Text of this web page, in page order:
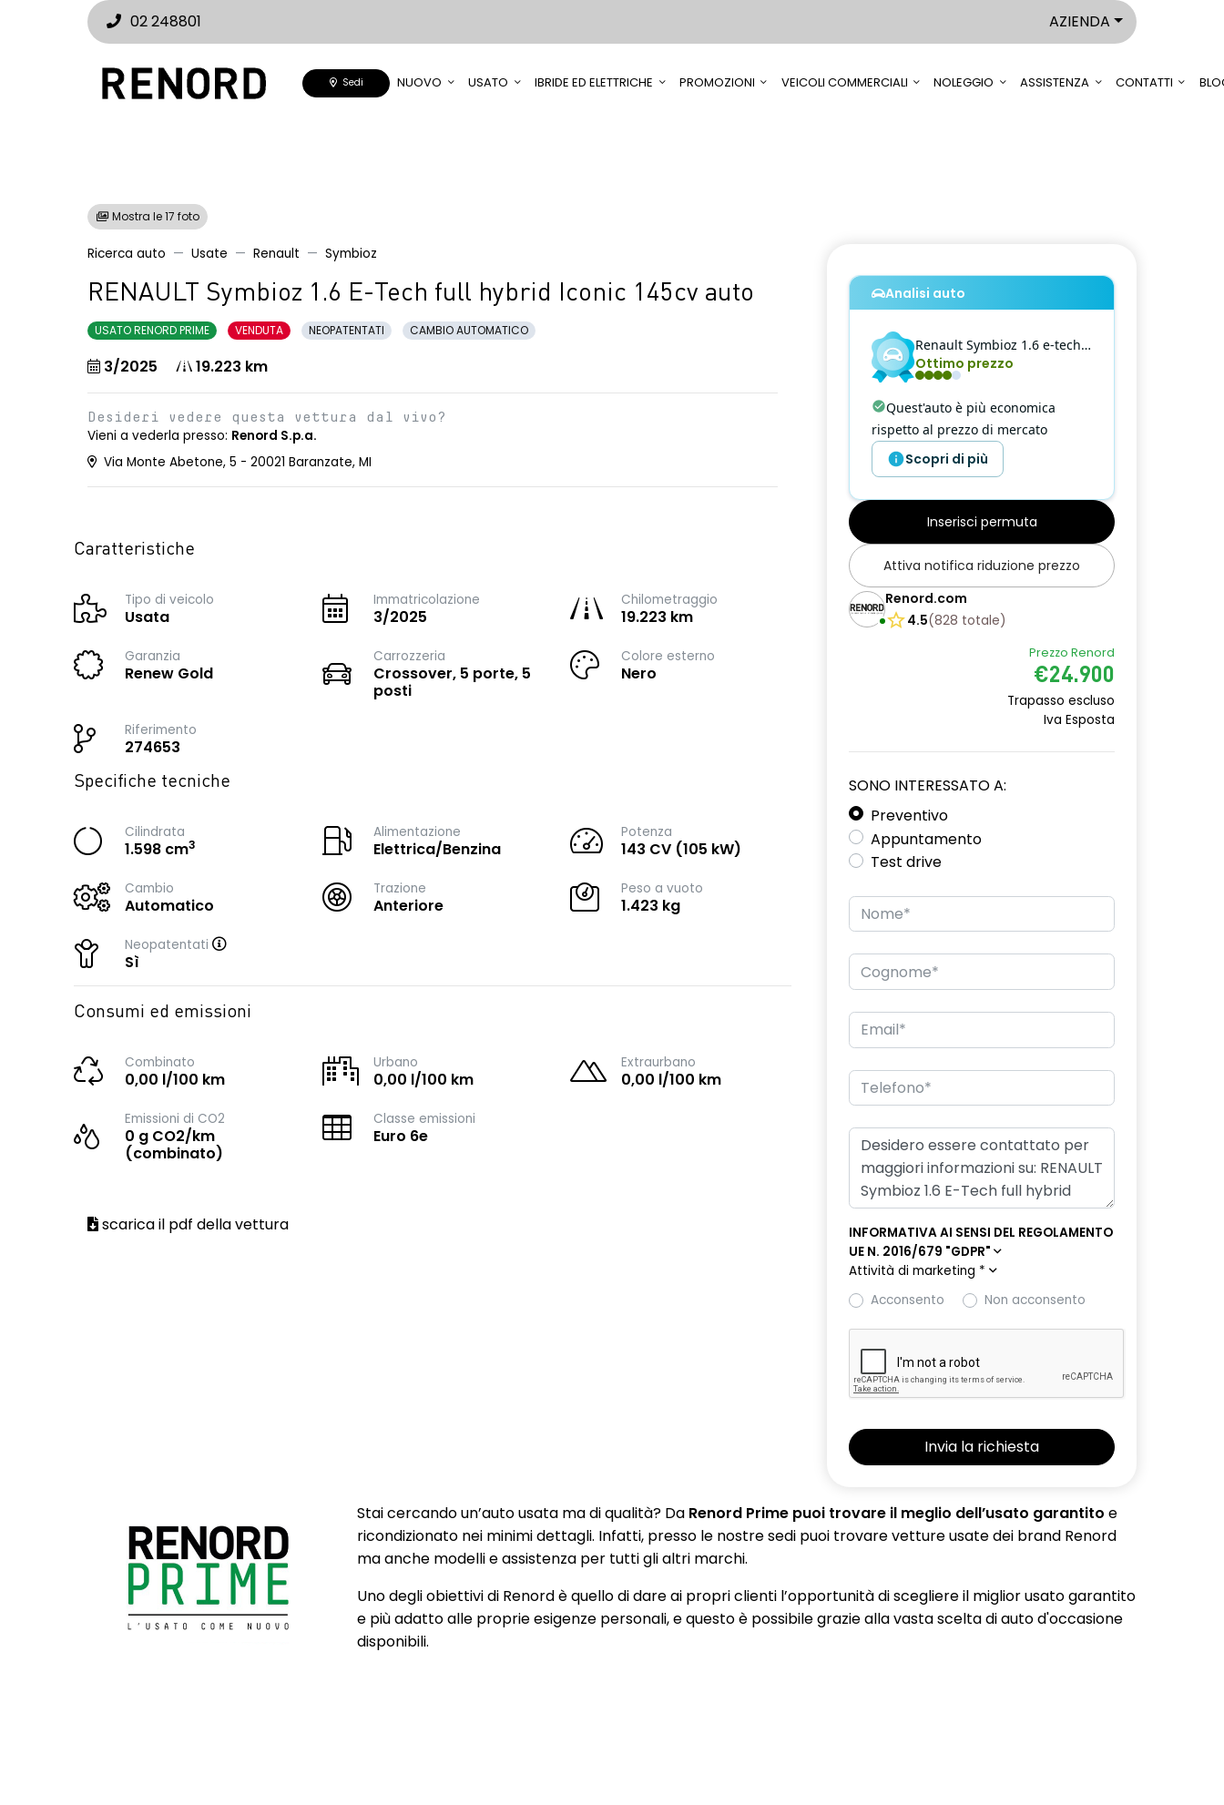
02 248801 AZIENDA
Sedi NUOVO USATO IBRIDE ED ELETTRICHE PROMOZIONI VEICOLI COMMERCIALI NOLEGGIO ASSISTENZA CONTATTI
Mostra le 17 foto
Ricerca auto Usate Renault Symbioz
RENAULT Symbioz 1.6 E-Tech full hybrid Iconic 145cv auto
USATO RENORD PRIME VENDUTA NEOPATENTATI CAMBIO AUTOMATICO
3/2025 19.223 km
Desideri vedere questa vettura dal vivo?
Vieni a vederla presso: Renord S.p.a.
Via Monte Abetone, 5 - 20021 Baranzate, MI
Caratteristiche
Tipo di veicolo
Usata
Immatricolazione
3/2025
Chilometraggio
19.223 km
Garanzia
Renew Gold
Carrozzeria
Crossover, 5 porte, 5
posti
Colore esterno
Nero
Riferimento
274653
Specifiche tecniche
Cilindrata
1.598 cm3
Alimentazione
Elettrica/Benzina
Potenza
143 CV (105 kW)
Cambio
Automatico
Trazione
Anteriore
Peso a vuoto
1.423 kg
Neopatentati
Sì
Consumi ed emissioni
Combinato
0,00 l/100 km
Urbano
0,00 l/100 km
Extraurbano
0,00 l/100 km
Emissioni di CO2
0 g CO2/km
(combinato)
Classe emissioni
Euro 6e
scarica il pdf della vettura
Analisi auto
Renault Symbioz 1.6 e-tech full hybrid iconic auto 145cv
Ottimo prezzo
Quest'auto è più economica
rispetto al prezzo di mercato
Scopri di più
Inserisci permuta
Attiva notifica riduzione prezzo
Renord.com
4.5(828 totale)
Prezzo Renord
€24.900
Trapasso escluso
Iva Esposta
SONO INTERESSATO A:
Preventivo
Appuntamento
Test drive
INFORMATIVA AI SENSI DEL REGOLAMENTO
UE N. 2016/679 "GDPR"
Attività di marketing *
Acconsento
Non acconsento
Stai cercando un’auto usata ma di qualità? DaRenord Prime puoi trovare il meglio dell’usato garantito e
ricondizionato nei minimi dettagli. Infatti, presso le nostre sedi puoi trovare vetture usate dei brand Renord
ma anche modelli e assistenza per tutti gli altri marchi.
Uno degli obiettivi di Renord è quello di dare ai propri clienti l’opportunità di scegliere il miglior usato garantito
e più adatto alle proprie esigenze personali, e questo è possibile grazie alla vasta scelta di auto d'occasione
disponibili.